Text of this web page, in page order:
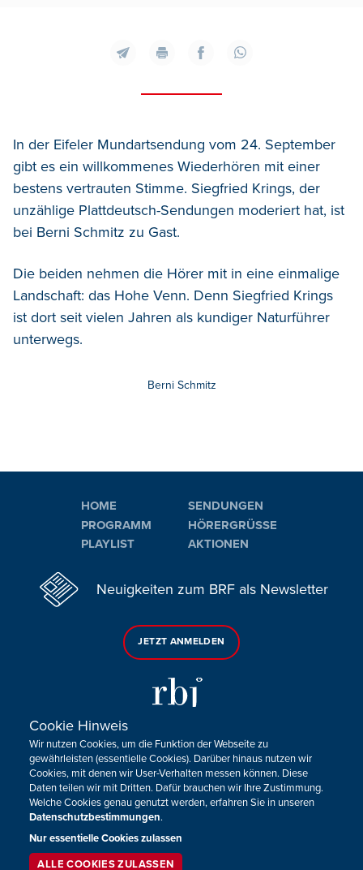
In der Eifeler Mundartsendung vom 24. September
gibt es ein willkommenes Wiederhören mit einer
bestens vertrauten Stimme. Siegfried Krings, der
unzählige Plattdeutsch-Sendungen moderiert hat, ist
bei Berni Schmitz zu Gast.
Die beiden nehmen die Hörer mit in eine einmalige
Landschaft: das Hohe Venn. Denn Siegfried Krings
ist dort seit vielen Jahren als kundiger Naturführer
unterwegs.
Berni Schmitz
HOME
PROGRAMM
PLAYLIST
SENDUNGEN
HÖRERGRÜSSE
AKTIONEN
Neuigkeiten zum BRF als Newsletter
JETZT ANMELDEN
Sie haben noch Fragen oder Anmerkungen?
KONTAKTIEREN SIE UNS!
Impressum Datenschutz
Cookie-Zustimmung anpassen
Cookie Hinweis
Wir nutzen Cookies, um die Funktion der Webseite zu
gewährleisten (essentielle Cookies). Darüber hinaus nutzen wir
Cookies, mit denen wir User-Verhalten messen können. Diese
Daten teilen wir mit Dritten. Dafür brauchen wir Ihre Zustimmung.
Welche Cookies genau genutzt werden, erfahren Sie in unseren
Datenschutzbestimmungen.
Nur essentielle Cookies zulassen
ALLE COOKIES ZULASSEN